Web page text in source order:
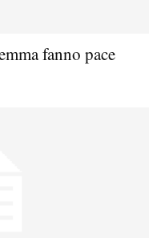
fanno pace